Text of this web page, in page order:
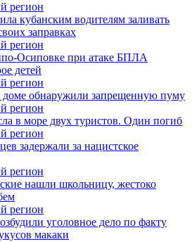
кубанским водителям заливать
заправках
Осиповке при атаке БПЛА
детей
доме обнаружили запрещенную пуму
в море двух туристов. Один погиб
задержали за нацистское
нашли школьницу, жестоко
уголовное дело по факту
макаки